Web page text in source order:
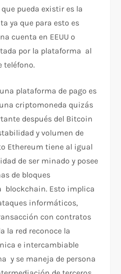
pueda existir es la
ya que para esto es
cuenta en EEUU o
por la plataforma al
teléfono.
plataforma de pago es
criptomoneda quizás
después del Bitcoin
y volumen de
Ethereum tiene al igual
de ser minado y posee
de bloques
blockchain. Esto implica
informáticos,
con contratos
la red reconoce la
e intercambiable
y se maneja de persona